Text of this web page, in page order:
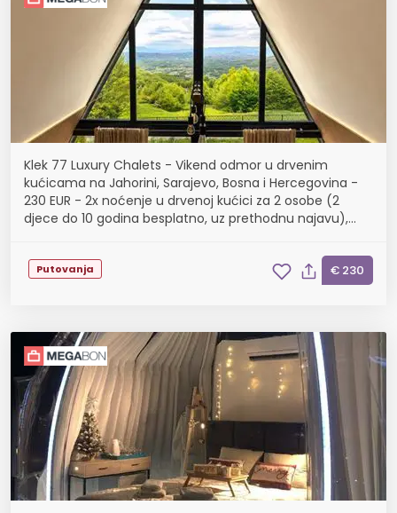
Klek 77 Luxury Chalets - Vikend odmor u drvenim
kućicama na Jahorini, Sarajevo, Bosna i Hercegovina -
230 EUR - 2x noćenje u drvenoj kućici za 2 osobe (2
djece do 10 godina besplatno, uz prethodnu najavu),
Putovanja € 230